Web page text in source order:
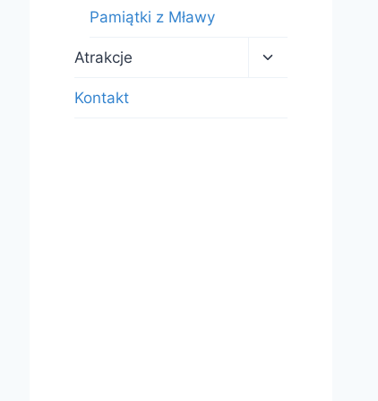
Pamiątki z Mławy
Atrakcje
Przełącz
Kontakt